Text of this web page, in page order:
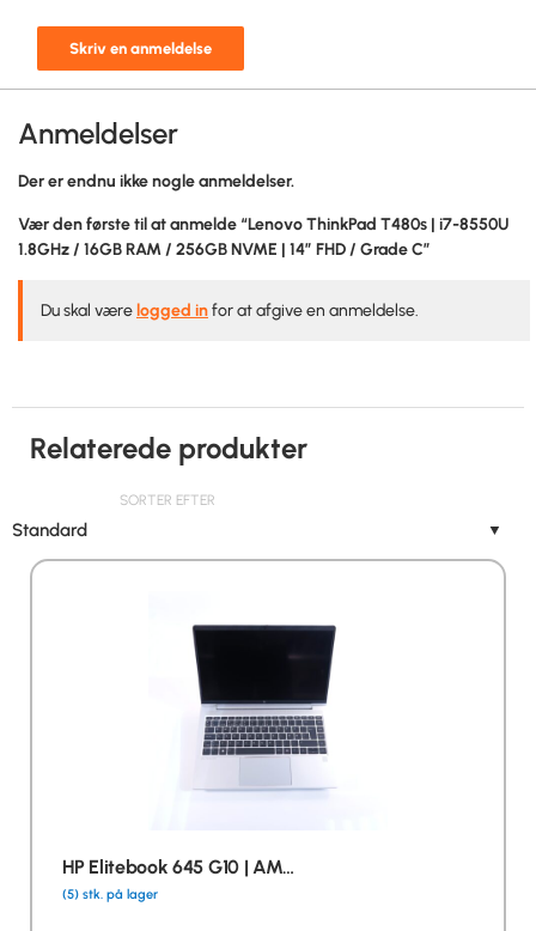
Skriv en anmeldelse
Anmeldelser
Der er endnu ikke nogle anmeldelser.
Vær den første til at anmelde “Lenovo ThinkPad T480s | i7-8550U
1.8GHz / 16GB RAM / 256GB NVME | 14″ FHD / Grade C”
Du skal være logged infor at afgive en anmeldelse.
Relaterede produkter
SORTER EFTER
Standard ▼
HP Elitebook 645 G10 | AM…
(5) stk. på lager